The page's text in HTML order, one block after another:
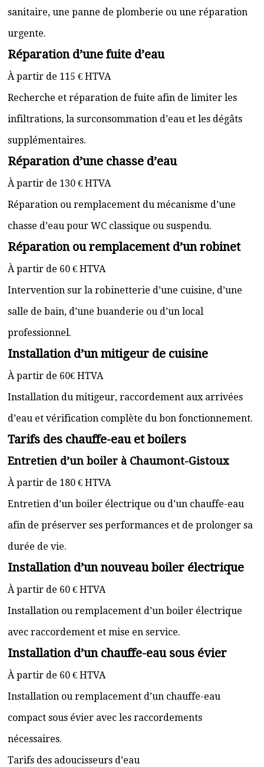
sanitaire, une panne de plomberie ou une réparation
urgente.
Réparation d’une fuite d’eau
À partir de 115 € HTVA
Recherche et réparation de fuite afin de limiter les
infiltrations, la surconsommation d’eau et les dégâts
supplémentaires.
Réparation d’une chasse d’eau
À partir de 130 € HTVA
Réparation ou remplacement du mécanisme d’une
chasse d’eau pour WC classique ou suspendu.
Réparation ou remplacement d’un robinet
À partir de 60 € HTVA
Intervention sur la robinetterie d’une cuisine, d’une
salle de bain, d’une buanderie ou d’un local
professionnel.
Installation d’un mitigeur de cuisine
À partir de 60€ HTVA
Installation du mitigeur, raccordement aux arrivées
d’eau et vérification complète du bon fonctionnement.
Tarifs des chauffe-eau et boilers
Entretien d’un boiler à Chaumont-Gistoux
À partir de 180 € HTVA
Entretien d’un boiler électrique ou d’un chauffe-eau
afin de préserver ses performances et de prolonger sa
durée de vie.
Installation d’un nouveau boiler électrique
À partir de 60 € HTVA
Installation ou remplacement d’un boiler électrique
avec raccordement et mise en service.
Installation d’un chauffe-eau sous évier
À partir de 60 € HTVA
Installation ou remplacement d’un chauffe-eau
compact sous évier avec les raccordements
nécessaires.
Tarifs des adoucisseurs d’eau